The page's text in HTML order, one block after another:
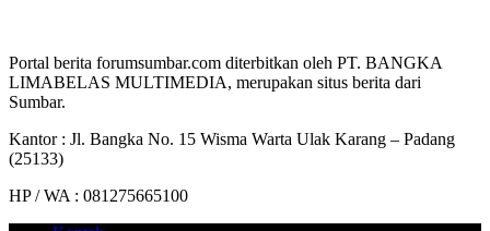
Portal berita forumsumbar.com diterbitkan oleh PT. BANGKA
LIMABELAS MULTIMEDIA, merupakan situs berita dari
Sumbar.
Kantor : Jl. Bangka No. 15 Wisma Warta Ulak Karang – Padang
(25133)
HP / WA : 081275665100